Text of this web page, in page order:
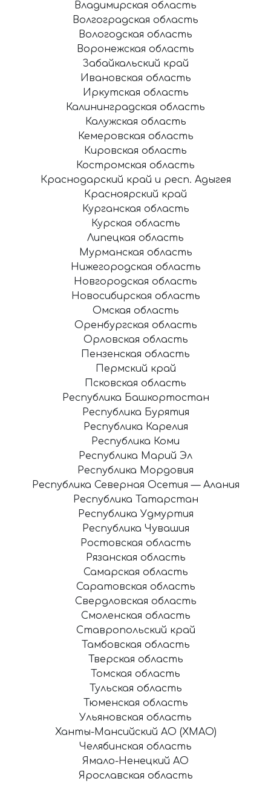
Владимирская область
Волгоградская область
Вологодская область
Воронежская область
Забайкальский край
Ивановская область
Иркутская область
Калининградская область
Калужская область
Кемеровская область
Кировская область
Костромская область
Краснодарский край и респ. Адыгея
Красноярский край
Курганская область
Курская область
Липецкая область
Мурманская область
Нижегородская область
Новгородская область
Новосибирская область
Омская область
Оренбургская область
Орловская область
Пензенская область
Пермский край
Псковская область
Республика Башкортостан
Республика Бурятия
Республика Карелия
Республика Коми
Республика Марий Эл
Республика Мордовия
Республика Северная Осетия — Алания
Республика Татарстан
Республика Удмуртия
Республика Чувашия
Ростовская область
Рязанская область
Самарская область
Саратовская область
Свердловская область
Смоленская область
Ставропольский край
Тамбовская область
Тверская область
Томская область
Тульская область
Тюменская область
Ульяновская область
Ханты-Мансийский АО (ХМАО)
Челябинская область
Ямало-Ненецкий АО
Ярославская область